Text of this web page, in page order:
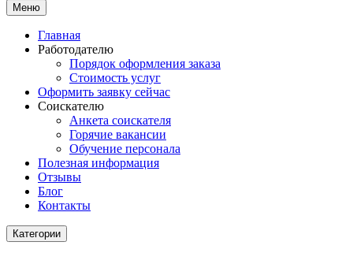
Меню
Главная
Работодателю
Порядок оформления заказа
Стоимость услуг
Оформить заявку сейчас
Соискателю
Анкета соискателя
Горячие вакансии
Обучение персонала
Полезная информация
Отзывы
Блог
Контакты
Категории